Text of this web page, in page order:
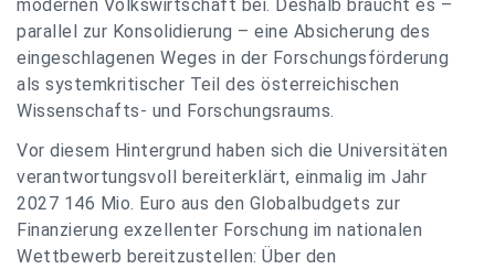
modernen Volkswirtschaft bei. Deshalb braucht es –
parallel zur Konsolidierung – eine Absicherung des
eingeschlagenen Weges in der Forschungsförderung
als systemkritischer Teil des österreichischen
Wissenschafts- und Forschungsraums.
Vor diesem Hintergrund haben sich die Universitäten
verantwortungsvoll bereiterklärt, einmalig im Jahr
2027 146 Mio. Euro aus den Globalbudgets zur
Finanzierung exzellenter Forschung im nationalen
Wettbewerb bereitzustellen: Über den